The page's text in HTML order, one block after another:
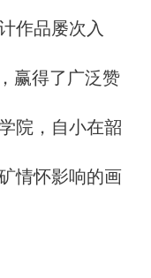
作品屡次入
赢得了广泛赞
院，自小在韶
情怀影响的画